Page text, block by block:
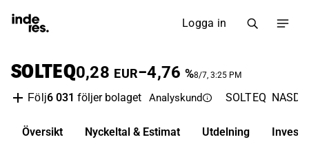
Logga in
SOLTEQ0,28 EUR−4,76 %8/7, 3:25 PM
Följ6 031 följer bolaget Analyskund SOLTEQ
Översikt Nyckeltal & Estimat Utdelning